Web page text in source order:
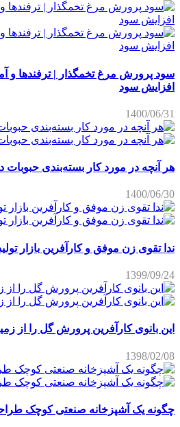
سود پرورش مرغ تخمگذار | ترفندها
افزایش سود
1400/06/31
هر آنچه در مورد کار بسته‌بندی حبوبات
1400/06/30
ندا تقوی زن موفق و کارآفرین بازار
1399/09/24
این بانوی کارآفرین پرورش گل را از
1398/02/08
چگونه یک آشپزخانه صنعتی کوچک